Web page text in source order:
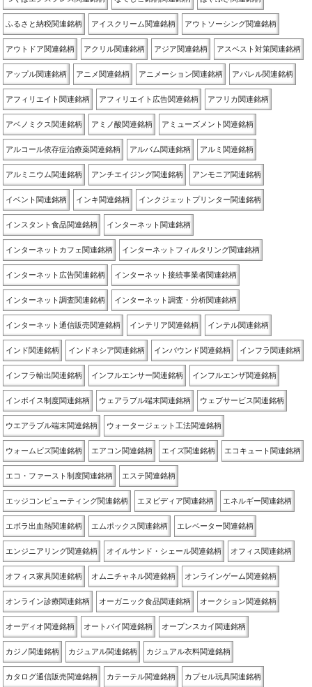
ふるさと納税関連銘柄 アイスクリーム関連銘柄 アウトソーシング関連銘柄
アウトドア関連銘柄 アクリル関連銘柄 アジア関連銘柄 アスベスト対策関連銘柄
アップル関連銘柄 アニメ関連銘柄 アニメーション関連銘柄 アパレル関連銘柄
アフィリエイト関連銘柄 アフィリエイト広告関連銘柄 アフリカ関連銘柄
アベノミクス関連銘柄 アミノ酸関連銘柄 アミューズメント関連銘柄
アルコール依存症治療薬関連銘柄 アルバム関連銘柄 アルミ関連銘柄
アルミニウム関連銘柄 アンチエイジング関連銘柄 アンモニア関連銘柄
イベント関連銘柄 インキ関連銘柄 インクジェットプリンター関連銘柄
インスタント食品関連銘柄 インターネット関連銘柄
インターネットカフェ関連銘柄 インターネットフィルタリング関連銘柄
インターネット広告関連銘柄 インターネット接続事業者関連銘柄
インターネット調査関連銘柄 インターネット調査・分析関連銘柄
インターネット通信販売関連銘柄 インテリア関連銘柄 インテル関連銘柄
インド関連銘柄 インドネシア関連銘柄 インバウンド関連銘柄 インフラ関連銘柄
インフラ輸出関連銘柄 インフルエンサー関連銘柄 インフルエンザ関連銘柄
インボイス制度関連銘柄 ウェアラブル端末関連銘柄 ウェブサービス関連銘柄
ウエアラブル端末関連銘柄 ウォータージェット工法関連銘柄
ウォームビズ関連銘柄 エアコン関連銘柄 エイズ関連銘柄 エコキュート関連銘柄
エコ・ファースト制度関連銘柄 エステ関連銘柄
エッジコンピューティング関連銘柄 エヌビディア関連銘柄 エネルギー関連銘柄
エボラ出血熱関連銘柄 エムポックス関連銘柄 エレベーター関連銘柄
エンジニアリング関連銘柄 オイルサンド・シェール関連銘柄 オフィス関連銘柄
オフィス家具関連銘柄 オムニチャネル関連銘柄 オンラインゲーム関連銘柄
オンライン診療関連銘柄 オーガニック食品関連銘柄 オークション関連銘柄
オーディオ関連銘柄 オートバイ関連銘柄 オープンスカイ関連銘柄
カジノ関連銘柄 カジュアル関連銘柄 カジュアル衣料関連銘柄
カタログ通信販売関連銘柄 カテーテル関連銘柄 カプセル玩具関連銘柄